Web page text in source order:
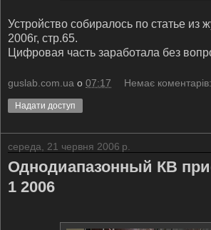
Устройство собиралось по статье из
2006г, стр.65.
Цифровая часть заработала без
guslab.com.ua о 07:17 Немає коментарів:
Надати доступ
середа, 21 червня 2006 р.
Однодиапазонный КВ
1 2006